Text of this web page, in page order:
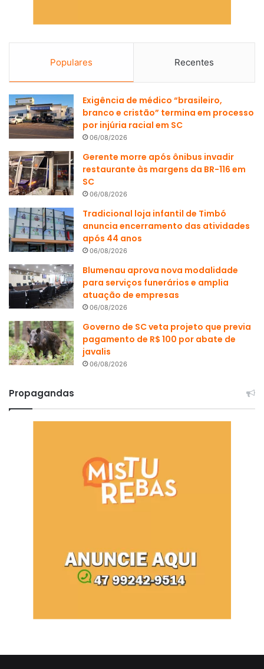
Populares Recentes
Exigência de médico “brasileiro,
branco e cristão” termina em processo
por injúria racial em SC
06/08/2026
Gerente morre após ônibus invadir
restaurante às margens da BR-116 em
SC
06/08/2026
Tradicional loja infantil de Timbó
anuncia encerramento das atividades
após 44 anos
06/08/2026
Blumenau aprova nova modalidade
para serviços funerários e amplia
atuação de empresas
06/08/2026
Governo de SC veta projeto que previa
pagamento de R$ 100 por abate de
javalis
06/08/2026
Propagandas